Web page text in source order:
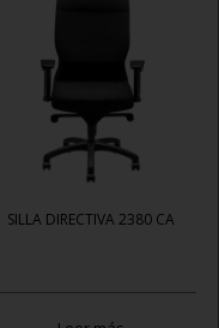
SILLA DIRECTIVA 2380 CA